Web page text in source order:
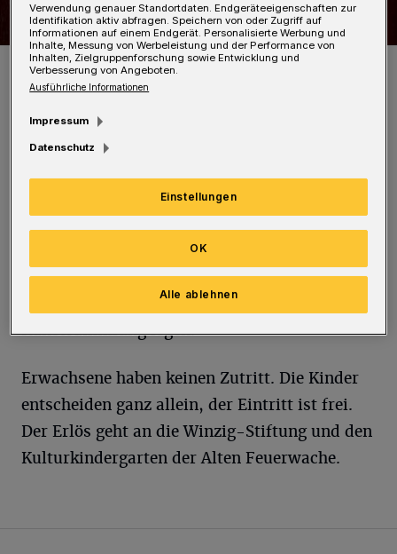
In der Stadthalle kann gestöbert werden.
Foto: stadthalle.de
Am Samstag und Sonntag (26. und 27. Oktober
Taschengeld“ von 40 Euro Werke aus Malerei,
Grafik, Fotografie und Skulptur erwerben und
damit den Grundstein ihrer privaten
Kunstsammlung legen.
Erwachsene haben keinen Zutritt. Die Kinder
entscheiden ganz allein, der Eintritt ist frei.
Der Erlös geht an die Winzig-Stiftung und den
Kulturkindergarten der Alten Feuerwache.
Verwendung genauer Standortdaten. Endgeräteeigenschaften zur
Identifikation aktiv abfragen. Speichern von oder Zugriff auf
Informationen auf einem Endgerät. Personalisierte Werbung und
Inhalte, Messung von Werbeleistung und der Performance von
Inhalten, Zielgruppenforschung sowie Entwicklung und
Verbesserung von Angeboten.
Ausführliche Informationen
Impressum
Datenschutz
Einstellungen
Alle ablehnen
OK